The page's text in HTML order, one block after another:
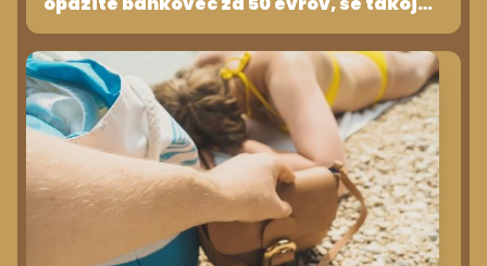
umaknite na varno